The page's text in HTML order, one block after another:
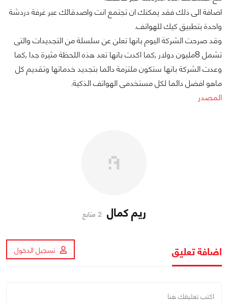
اضافة الى ذلك فقد يمكنك ان تجتمع انت واصدقائك عبر غرفة دردشة
واحدة بتطبيق كيك للهواتف.
وقد صرحت الشركة اليوم بانها تعلن عن سلسلة من التجديدات والتى
تشمل 8مليون دولار ,كما اكدت بانها تعد هذه اللحظة مثيرة جدا ,كما
وعدت الشركة بانها ستكون ملتزمة دائما بتجديد خدماتها وتقديم كل
ماهو افضل دائما لكل مستخدمى الهواتف الذكية.
المصدر
ريم كمال 2 متابع
اضافة تعليق تسجيل الدخول